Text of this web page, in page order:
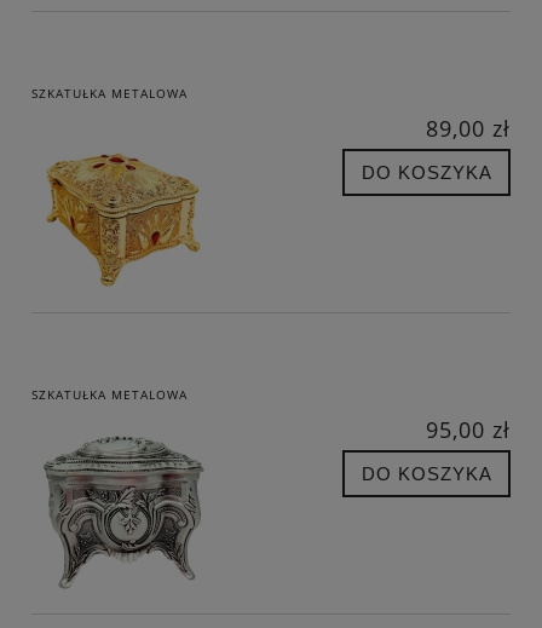
SZKATUŁKA METALOWA
89,00 zł
DO KOSZYKA
SZKATUŁKA METALOWA
95,00 zł
DO KOSZYKA